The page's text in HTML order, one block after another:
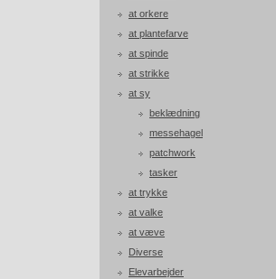
at orkere
at plantefarve
at spinde
at strikke
at sy
beklædning
messehagel
patchwork
tasker
at trykke
at valke
at væve
Diverse
Elevarbejder